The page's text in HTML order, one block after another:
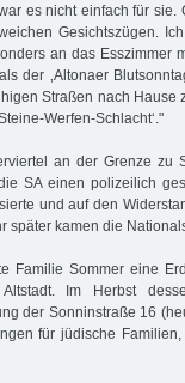
es nicht einfach für
Gesichtszügen.
an das Esszimmer
der ‚Altonaer
Straßen nach Hause
Werfen-Schlacht‘."
an der Grenze
SA einen polizeilich
und auf den
später kamen die
Familie Sommer eine
Im Herbst
der Sonninstraße 16
für jüdische